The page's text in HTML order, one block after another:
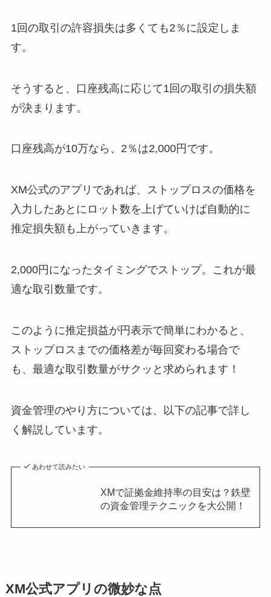
1回の取引の許容損失は多くても2％に設定しま
す。
そうすると、口座残高に応じて1回の取引の損失額
が決まります。
口座残高が10万なら、2％は2,000円です。
XM公式のアプリであれば、ストップロスの価格を
入力したあとにロット数を上げていけば自動的に
推定損失額も上がっていきます。
2,000円になったタイミングでストップ。これが最
適な取引数量です。
このように推定損益が円表示で簡単にわかると、
ストップロスまでの価格差が毎回変わる場合で
も、最適な取引数量がサクッと求められます！
資金管理のやり方については、以下の記事で詳し
く解説しています。
あわせて読みたい
XMで証拠金維持率の目安は？鉄壁
の資金管理テクニックを大公開！
XM公式アプリの微妙な点